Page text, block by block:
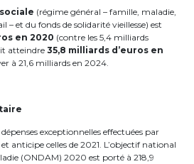
(régime général – famille, maladie,
– et du fonds de solidarité vieillesse) est
en 2020 (contre les 5,4 milliards
atteindre 35,8 milliards d’euros en
à 21,6 milliards en 2024.
exceptionnelles effectuées par
anticipe celles de 2021. L’objectif national
(ONDAM) 2020 est porté à 218,9